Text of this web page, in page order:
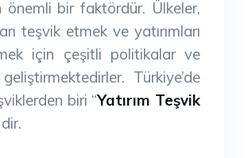
önemli bir faktördür. Ülkeler,
teşvik etmek ve yatırımları
için çeşitli politikalar ve
Türkiye’de
biri “Yatırım Teşvik
dir.